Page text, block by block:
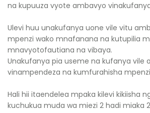
na kupuuza vyote ambavyo
Ulevi huu unakufanya uone vile vitu
mpenzi wako mnafanana na kutupilia
mnavyotofautiana na vibaya.
Unakufanya pia useme na kufanya vile
vinampendeza na kumfurahisha
Hali hii itaendelea mpaka kilevi kikiisha
kuchukua muda wa miezi 2 hadi miaka